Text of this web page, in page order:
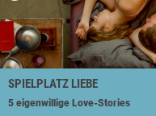
SPIELPLATZ LIEBE
5 eigenwillige Love-Stories
EIGENWILLIGE MISS M.
Ein Film vonKatinka Feistl